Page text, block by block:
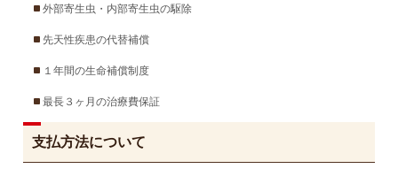
外部寄生虫・内部寄生虫の駆除
先天性疾患の代替補償
１年間の生命補償制度
最長３ヶ月の治療費保証
支払方法について